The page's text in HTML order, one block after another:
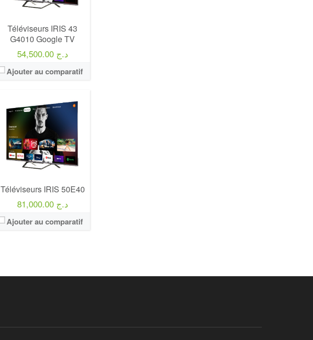
Téléviseurs IRIS 43
G4010 Google TV
54,500.00 د.ج
Ajouter au comparatif
Téléviseurs IRIS 50E40
81,000.00 د.ج
Ajouter au comparatif